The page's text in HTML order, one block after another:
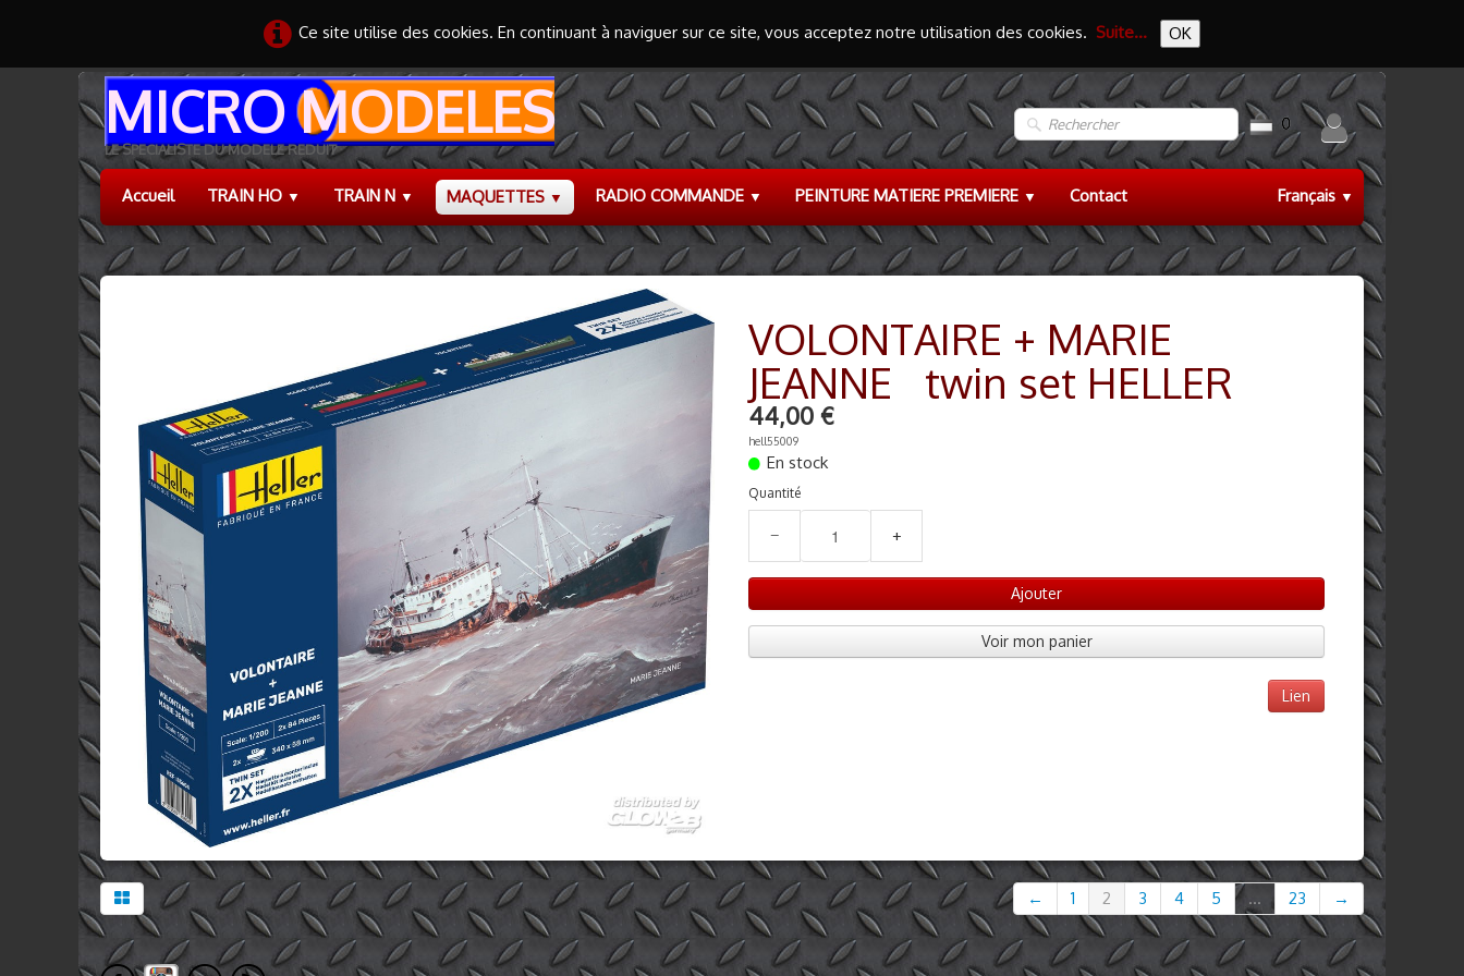
Ce site utilise des cookies. En continuant à naviguer sur ce site, vous acceptez notre utilisation des cookies. Suite... OK
MICRO MODELES
LE SPECIALISTE DU MODELE REDUIT
0
Français ▼
Accueil TRAIN HO ▼ TRAIN N ▼ MAQUETTES ▼ RADIO COMMANDE ▼ PEINTURE MATIERE PREMIERE ▼ Contact
VOLONTAIRE + MARIE
JEANNE twin set HELLER
44,00 €
hell55009
En stock
Quantité
− +
Ajouter
Voir mon panier
Lien
← 1 2 3 4 5 ... 23 →